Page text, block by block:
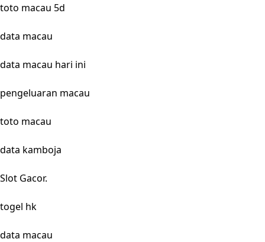
toto macau 5d
data macau
data macau hari ini
pengeluaran macau
toto macau
data kamboja
Slot Gacor.
togel hk
data macau